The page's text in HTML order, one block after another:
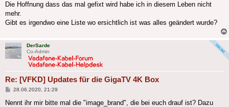
Die Hoffnung dass das mal gefixt wird habe ich in diesem Leben nicht
mehr.
Gibt es irgendwo eine Liste wo ersichtlich ist was alles geändert wurde?
DerSarde
Co-Admin
Re: [VFKD] Updates für die GigaTV 4K Box
Beitrag
28.06.2020, 21:29
Nennt ihr mir bitte mal die "image_brand", die bei euch drauf ist? Dazu